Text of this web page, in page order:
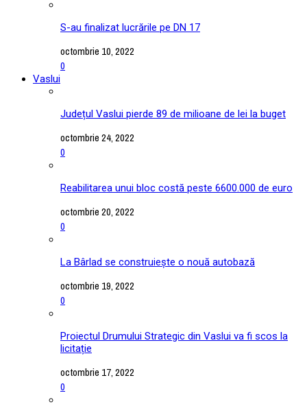
S-au finalizat lucrările pe DN 17
octombrie 10, 2022
0
Vaslui
Județul Vaslui pierde 89 de milioane de lei la buget
octombrie 24, 2022
0
Reabilitarea unui bloc costă peste 6600.000 de euro
octombrie 20, 2022
0
La Bârlad se construiește o nouă autobază
octombrie 19, 2022
0
Proiectul Drumului Strategic din Vaslui va fi scos la
licitație
octombrie 17, 2022
0